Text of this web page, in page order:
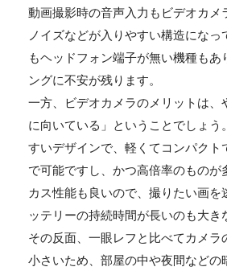
動画撮影時の音声入力もビデオカメ
ノイズなどが入りやすい構造になっ
もヘッドフォン端子が無い機種もあ
ングに不安が残ります。
一方、ビデオカメラのメリットは、
に向いている」ということでしょう
すいデザインで、軽くてコンパクト
で可能ですし、かつ高倍率のものが
カス性能も良いので、撮りたい画
ッテリーの持続時間が長いのも大き
その反面、一眼レフと比べてカメラ
小さいため、部屋の中や夜間などの